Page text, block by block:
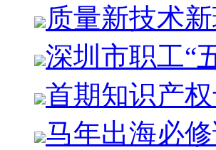
质量新技术
深圳市职工“
首期知识产
马年出海必